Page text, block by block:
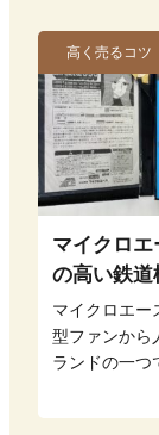
高く売るコツ
マイクロ
の高い鉄道
価買取の秘
マイクロエー
型ファンから
ランドの一つ
密なデザイ
ンナップは、